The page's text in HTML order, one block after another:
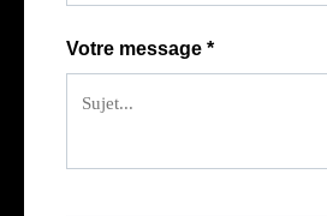
Votre message *